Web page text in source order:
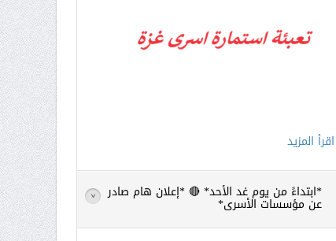
اقرأ المزيد
*ابتداءً من يوم غد الأحد* 🔴 *إعلان هام صادر
عن مؤسسات الأسرى* >